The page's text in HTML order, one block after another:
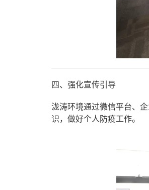
四、强化宣传引导
泷涛环境通过微信平台、
识，做好个人防疫工作。